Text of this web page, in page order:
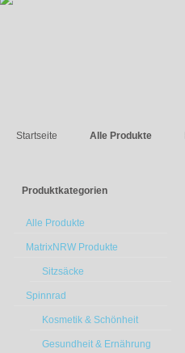
Startseite Alle Produkte
Produktkategorien
Alle Produkte
MatrixNRW Produkte
Sitzsäcke
Spinnrad
Kosmetik & Schönheit
Gesundheit & Ernährung